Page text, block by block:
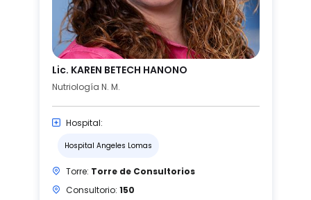
Lic. KAREN BETECH HANONO
Nutriología N. M.
Hospital:
Hospital Angeles Lomas
Torre: Torre de Consultorios
Consultorio: 150